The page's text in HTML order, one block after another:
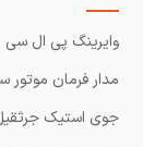
وایرینگ پی ال سی
مدار فرمان موتور
جوی استیک